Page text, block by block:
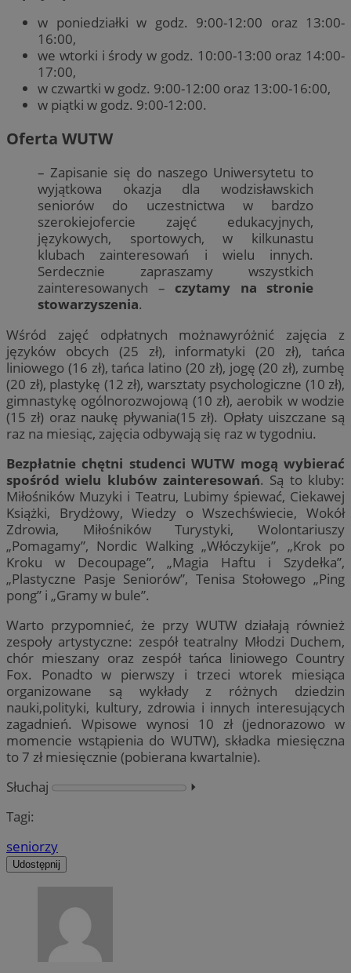
w poniedziałki w godz. 9:00-12:00 oraz 13:00-
16:00,
we wtorki i środy w godz. 10:00-13:00 oraz 14:00-
17:00,
w czwartki w godz. 9:00-12:00 oraz 13:00-16:00,
w piątki w godz. 9:00-12:00.
Oferta WUTW
– Zapisanie się do naszego Uniwersytetu to
wyjątkowa okazja dla wodzisławskich
seniorów do uczestnictwa w bardzo
szerokiejofercie zajęć edukacyjnych,
językowych, sportowych, w kilkunastu
klubach zainteresowań i wielu innych.
Serdecznie zapraszamy wszystkich
zainteresowanych – czytamy na stronie
stowarzyszenia.
Wśród zajęć odpłatnych możnawyróżnić zajęcia z
języków obcych (25 zł), informatyki (20 zł), tańca
liniowego (16 zł), tańca latino (20 zł), jogę (20 zł), zumbę
(20 zł), plastykę (12 zł), warsztaty psychologiczne (10 zł),
gimnastykę ogólnorozwojową (10 zł), aerobik w wodzie
(15 zł) oraz naukę pływania(15 zł). Opłaty uiszczane są
raz na miesiąc, zajęcia odbywają się raz w tygodniu.
Bezpłatnie chętni studenci WUTW mogą wybierać
spośród wielu klubów zainteresowań. Są to kluby:
Miłośników Muzyki i Teatru, Lubimy śpiewać, Ciekawej
Książki, Brydżowy, Wiedzy o Wszechświecie, Wokół
Zdrowia, Miłośników Turystyki, Wolontariuszy
„Pomagamy”, Nordic Walking „Włóczykije”, „Krok po
Kroku w Decoupage”, „Magia Haftu i Szydełka”,
„Plastyczne Pasje Seniorów”, Tenisa Stołowego „Ping
pong” i „Gramy w bule”.
Warto przypomnieć, że przy WUTW działają również
zespoły artystyczne: zespół teatralny Młodzi Duchem,
chór mieszany oraz zespół tańca liniowego Country
Fox. Ponadto w pierwszy i trzeci wtorek miesiąca
organizowane są wykłady z różnych dziedzin
nauki,polityki, kultury, zdrowia i innych interesujących
zagadnień. Wpisowe wynosi 10 zł (jednorazowo w
momencie wstąpienia do WUTW), składka miesięczna
to 7 zł miesięcznie (pobierana kwartalnie).
Słuchaj
⏵︎
Tagi:
seniorzy
Udostępnij